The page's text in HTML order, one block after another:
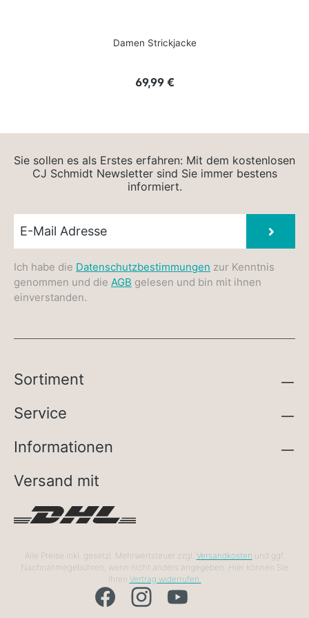
Damen Strickjacke
Regulärer Preis:
69,99 €
Sie sollen es als Erstes erfahren: Mit dem kostenlosen
CJ Schmidt Newsletter sind Sie immer bestens
informiert.
Ich habe die Datenschutzbestimmungen zur Kenntnis
genommen und die AGB gelesen und bin mit ihnen
einverstanden.
Sortiment
Service
Informationen
Versand mit
Alle Preise inkl. gesetzl. Mehrwertsteuer zzgl. Versandkosten und ggf.
Nachnahmegebühren, wenn nicht anders angegeben. Hier können Sie
Ihren Vertrag widerrufen.